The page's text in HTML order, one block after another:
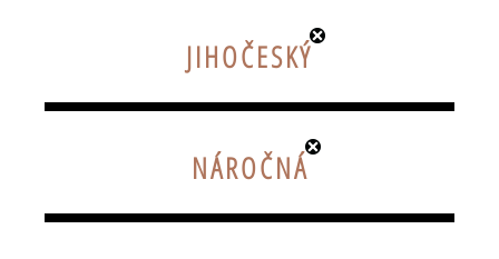
JIHOČESKÝ
NÁROČNÁ